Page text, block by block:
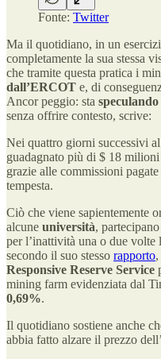
Fonte: Twitter
Ma il quotidiano, in un
completamente la sua stessa
che tramite questa pratica i
dall’ERCOT e, di
Ancor peggio: sta
senza offrire contesto, scrive:
Nei quattro giorni successivi
guadagnato più di $ 18
grazie alle commissioni
tempesta.
Ciò che viene sapientemente
alcune università,
per l’inattività una o due
secondo il suo stesso rapporto
Responsive Reserve Service
mining farm evidenziata dal
0,69%.
Il quotidiano sostiene anche
abbia fatto alzare il prezzo